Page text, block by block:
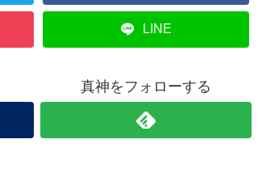
LINE
真神をフォローする